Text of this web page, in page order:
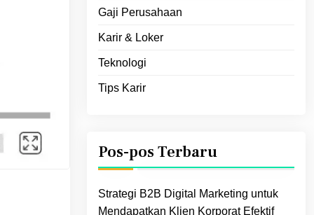
Gaji Perusahaan
Karir & Loker
Teknologi
Tips Karir
Pos-pos Terbaru
Strategi B2B Digital Marketing untuk
Mendapatkan Klien Korporat Efektif